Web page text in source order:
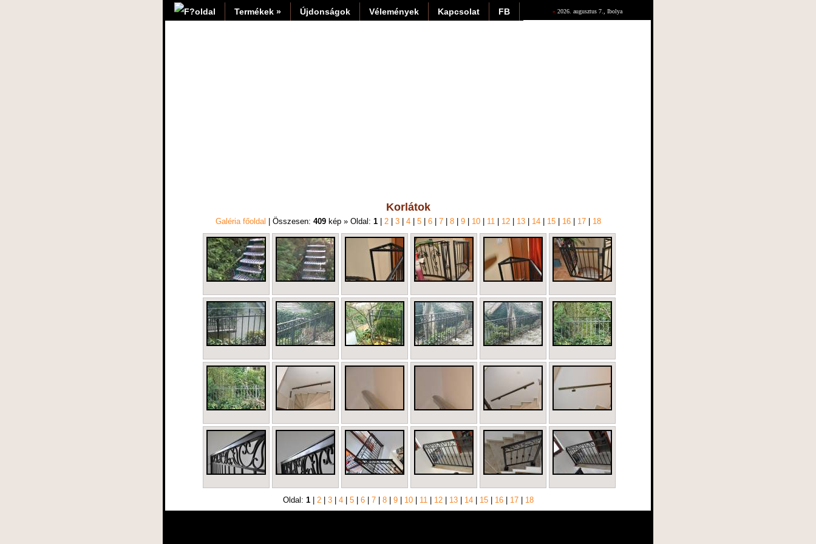
Termékek » Újdonságok Vélemények Kapcsolat FB » 2026. augusztus 7., Ibolya
Korlátok
Galéria főoldal | Összesen: 409kép » Oldal: 1| 2| 3| 4| 5| 6| 7| 8| 9| 10| 11| 12| 13| 14| 15| 16| 17| 18
Oldal: 1| 2| 3| 4| 5| 6| 7| 8| 9| 10| 11| 12| 13| 14| 15| 16| 17| 18